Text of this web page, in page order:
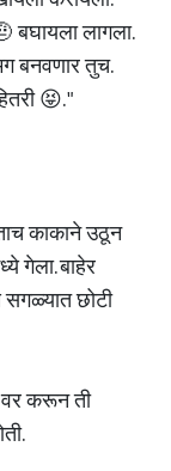
बघायला लागला.
बनवणार तुच.
😝. "
काकाने उठून
गेला. बाहेर
छोटी
वर करून ती